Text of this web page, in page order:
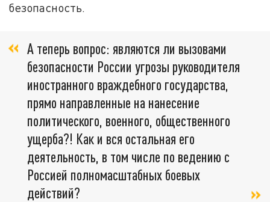
безопасность.
А теперь вопрос: являются ли вызовами
безопасности России угрозы руководителя
иностранного враждебного государства,
прямо направленные на нанесение
политического, военного, общественного
ущерба?! Как и вся остальная его
деятельность, в том числе по ведению с
Россией полномасштабных боевых
действий?